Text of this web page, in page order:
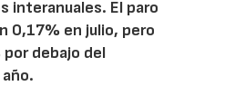
interanuales. El paro
0,17% en julio, pero
debajo del